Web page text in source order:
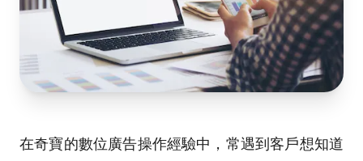
在奇寶的數位廣告操作經驗中，常遇到客戶想知道